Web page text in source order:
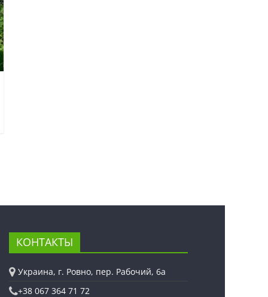
КОНТАКТЫ
Украина, г. Ровно, пер. Рабочий, 6а
+38 067 364 71 72